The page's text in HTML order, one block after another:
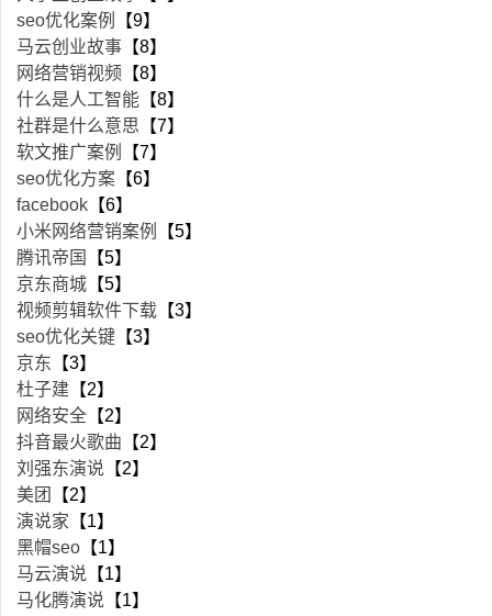
seo优化案例
【9】
马云创业故事 【8】
网络营销视频 【8】
什么是人工智能 【8】
社群是什么意思 【7】
软文推广案例
【7】
seo优化方案 【6】
facebook 【6】
小米网络营销案例
【5】
腾讯帝国
【5】
京东商城 【5】
视频剪辑软件下载 【3】
seo优化关键 【3】
京东 【3】
杜子建 【2】
网络安全 【2】
抖音最火歌曲 【2】
刘强东演说 【2】
美团
【2】
演说家 【1】
黑帽seo 【1】
马云演说 【1】
马化腾演说 【1】